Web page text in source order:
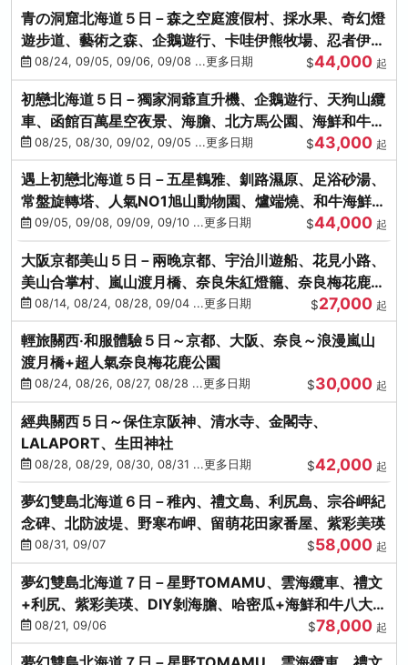
青の洞窟北海道５日－森之空庭渡假村、採水果、奇幻燈
遊步道、藝術之森、企鵝遊行、卡哇伊熊牧場、忍者伊達
時代村、螃蟹吃到飽
08/24, 09/05, 09/06, 09/08 ...更多日期 $44,000 起
初戀北海道５日－獨家洞爺直升機、企鵝遊行、天狗山纜
車、函館百萬星空夜景、海膽、北方馬公園、海鮮和牛螃
蟹吃到飽
08/25, 08/30, 09/02, 09/05 ...更多日期 $43,000 起
遇上初戀北海道５日－五星鶴雅、釧路濕原、足浴砂湯、
常盤旋轉塔、人氣NO1旭山動物園、爐端燒、和牛海鮮螃
蟹吃到飽
09/05, 09/08, 09/09, 09/10 ...更多日期 $44,000 起
大阪京都美山５日－兩晚京都、宇治川遊船、花見小路、
美山合掌村、嵐山渡月橋、奈良朱紅燈籠、奈良梅花鹿、
流水瀑布電扶梯
08/14, 08/24, 08/28, 09/04 ...更多日期 $27,000 起
輕旅關西‧和服體驗５日～京都、大阪、奈良～浪漫嵐山
渡月橋+超人氣奈良梅花鹿公園
08/24, 08/26, 08/27, 08/28 ...更多日期 $30,000 起
經典關西５日～保住京阪神、清水寺、金閣寺、
LALAPORT、生田神社
08/28, 08/29, 08/30, 08/31 ...更多日期 $42,000 起
夢幻雙島北海道６日－稚內、禮文島、利尻島、宗谷岬紀
念碑、北防波堤、野寒布岬、留萌花田家番屋、紫彩美瑛
08/31, 09/07 $58,000 起
夢幻雙島北海道７日－星野TOMAMU、雲海纜車、禮文
+利尻、紫彩美瑛、DIY剝海膽、哈密瓜+海鮮和牛八大螃
蟹吃到飽
08/21, 09/06 $78,000 起